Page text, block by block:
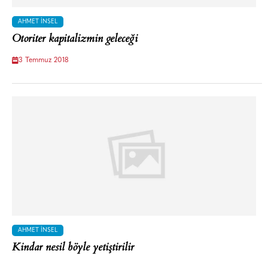
AHMET İNSEL
Otoriter kapitalizmin geleceği
3 Temmuz 2018
AHMET İNSEL
Kindar nesil böyle yetiştirilir